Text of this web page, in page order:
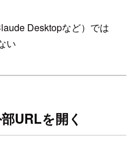
Desktopなど）では
い
URLを開く